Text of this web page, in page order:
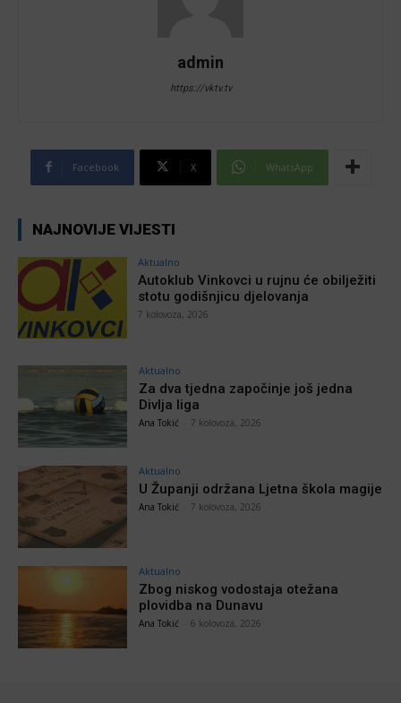
admin
https://vktv.tv
Facebook X WhatsApp
NAJNOVIJE VIJESTI
Aktualno
Autoklub Vinkovci u rujnu će obilježiti
stotu godišnjicu djelovanja
7 kolovoza, 2026
Aktualno
Za dva tjedna započinje još jedna
Divlja liga
Ana Tokić 7 kolovoza, 2026
Aktualno
U Županji održana Ljetna škola magije
Ana Tokić 7 kolovoza, 2026
Aktualno
Zbog niskog vodostaja otežana
plovidba na Dunavu
Ana Tokić 6 kolovoza, 2026